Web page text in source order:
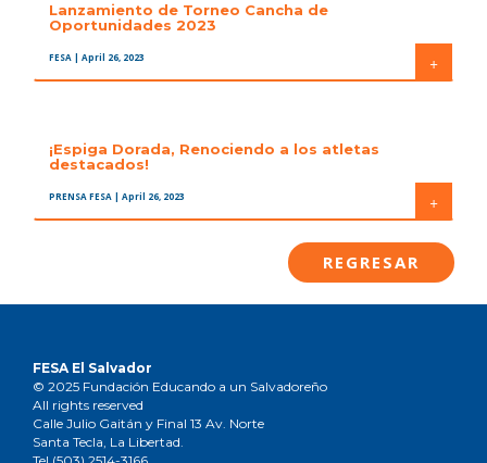
Lanzamiento de Torneo Cancha de
Oportunidades 2023
FESA | April 26, 2023 +
¡Espiga Dorada, Renociendo a los atletas
destacados!
PRENSA FESA | April 26, 2023 +
REGRESAR
FESA El Salvador
© 2025 Fundación Educando a un Salvadoreño
All rights reserved
Calle Julio Gaitán y Final 13 Av. Norte
Santa Tecla, La Libertad.